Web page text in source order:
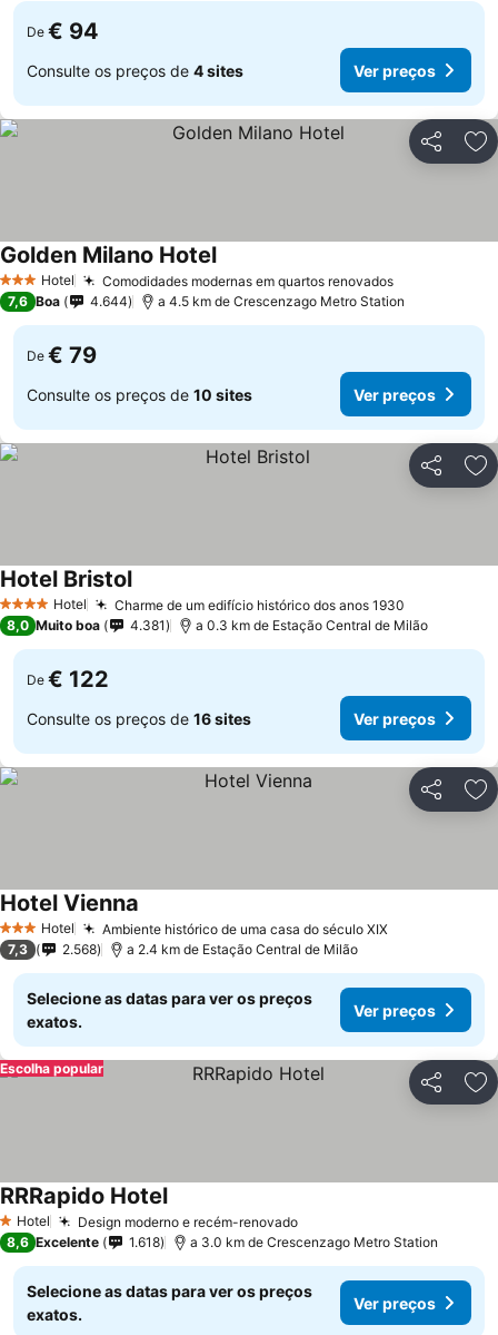
De € 94
Consulte os preços de 4 sites Ver preços
Partilhar
3 EstrelasHotel Comodidades modernas em quartos renovados
Golden Milano Hotel
7,6 Boa 4.644 a 4.5 km de Crescenzago Metro Station
De € 79
Consulte os preços de 10 sites Ver preços
Partilhar
4 EstrelasHotel Charme de um edifício histórico dos anos 1930
Hotel Bristol
8,0 Muito boa 4.381 a 0.3 km de Estação Central de Milão
De € 122
Consulte os preços de 16 sites Ver preços
Partilhar
3 EstrelasHotel Ambiente histórico de uma casa do século XIX
Hotel Vienna
7,3 2.568 a 2.4 km de Estação Central de Milão
Selecione as datas para ver os preços
exatos.
Ver preços
Partilhar
Escolha popular
1 Estrelas
Hotel Design moderno e recém-renovado
RRRapido Hotel
8,6 Excelente 1.618 a 3.0 km de Crescenzago Metro Station
Selecione as datas para ver os preços
exatos.
Ver preços